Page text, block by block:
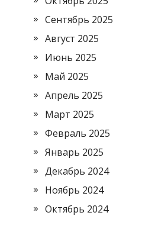
Сентябрь 2025
Август 2025
Июнь 2025
Май 2025
Апрель 2025
Март 2025
Февраль 2025
Январь 2025
Декабрь 2024
Ноябрь 2024
Октябрь 2024